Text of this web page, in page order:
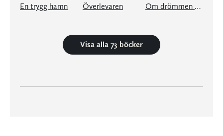
En trygg hamn Överlevaren Om drömmen blir verklighet
Visa alla 73 böcker